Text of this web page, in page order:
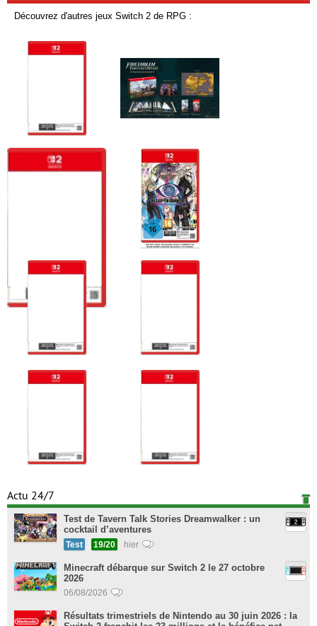
Découvrez d'autres jeux Switch 2 de RPG :
Actu 24/7
Test de Tavern Talk Stories Dreamwalker : un
cocktail d’aventures
Test 19/20 hier
Minecraft débarque sur Switch 2 le 27 octobre
2026
06/08/2026
Résultats trimestriels de Nintendo au 30 juin 2026 : la